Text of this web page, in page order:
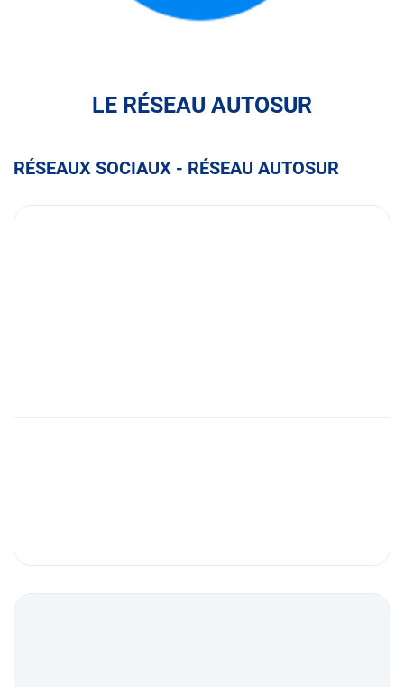
LE RÉSEAU AUTOSUR
RÉSEAUX SOCIAUX - RÉSEAU AUTOSUR